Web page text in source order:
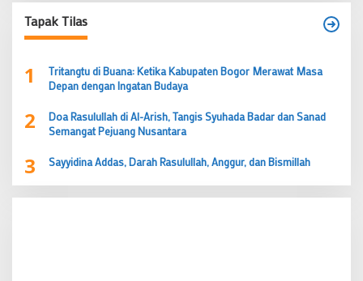
Tapak Tilas
1
Tritangtu di Buana: Ketika Kabupaten Bogor Merawat Masa
Depan dengan Ingatan Budaya
2
Doa Rasulullah di Al-Arish, Tangis Syuhada Badar dan Sanad
Semangat Pejuang Nusantara
3 Sayyidina Addas, Darah Rasulullah, Anggur, dan Bismillah